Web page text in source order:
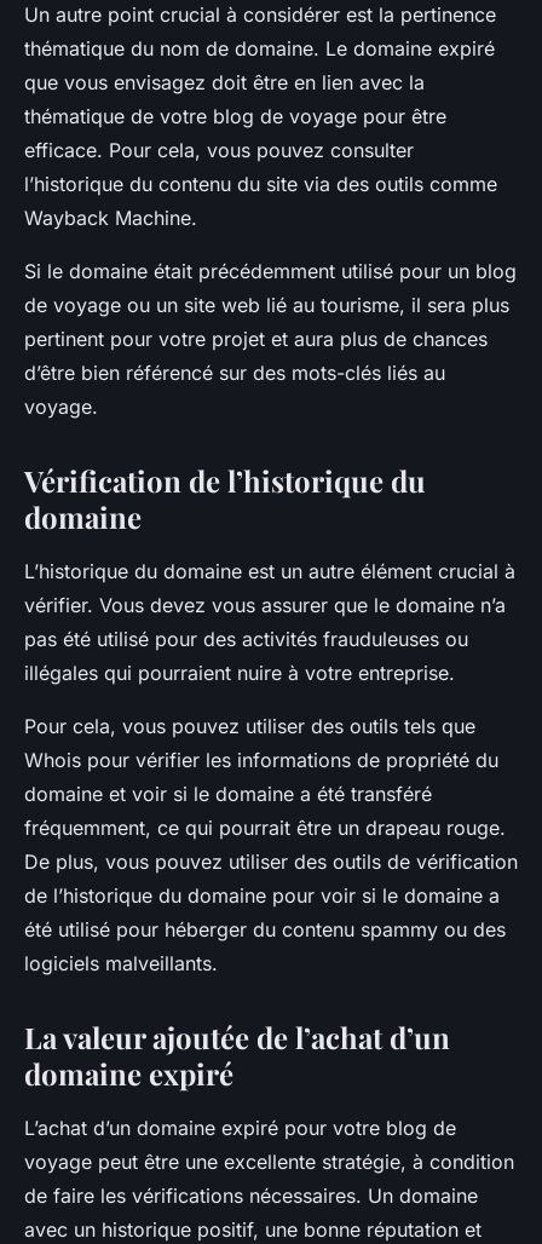
Un autre point crucial à considérer est la pertinence
thématique du nom de domaine. Le domaine expiré
que vous envisagez doit être en lien avec la
thématique de votre blog de voyage pour être
efficace. Pour cela, vous pouvez consulter
l’historique du contenu du site via des outils comme
Wayback Machine.
Si le domaine était précédemment utilisé pour un blog
de voyage ou un site web lié au tourisme, il sera plus
pertinent pour votre projet et aura plus de chances
d’être bien référencé sur des mots-clés liés au
voyage.
Vérification de l’historique du
domaine
L’historique du domaine est un autre élément crucial à
vérifier. Vous devez vous assurer que le domaine n’a
pas été utilisé pour des activités frauduleuses ou
illégales qui pourraient nuire à votre entreprise.
Pour cela, vous pouvez utiliser des outils tels que
Whois pour vérifier les informations de propriété du
domaine et voir si le domaine a été transféré
fréquemment, ce qui pourrait être un drapeau rouge.
De plus, vous pouvez utiliser des outils de vérification
de l’historique du domaine pour voir si le domaine a
été utilisé pour héberger du contenu spammy ou des
logiciels malveillants.
La valeur ajoutée de l’achat d’un
domaine expiré
L’achat d’un domaine expiré pour votre blog de
voyage peut être une excellente stratégie, à condition
de faire les vérifications nécessaires. Un domaine
avec un historique positif, une bonne réputation et